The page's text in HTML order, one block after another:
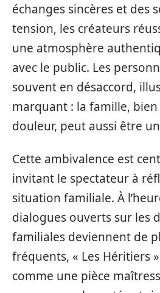
échanges sincères et des
tension, les créateurs
une atmosphère
avec le public. Les
souvent en désaccord,
marquant : la famille,
douleur, peut aussi être
Cette ambivalence est
invitant le spectateur à
situation familiale. À
dialogues ouverts sur les
familiales deviennent de
fréquents, « Les Héritiers
comme une pièce